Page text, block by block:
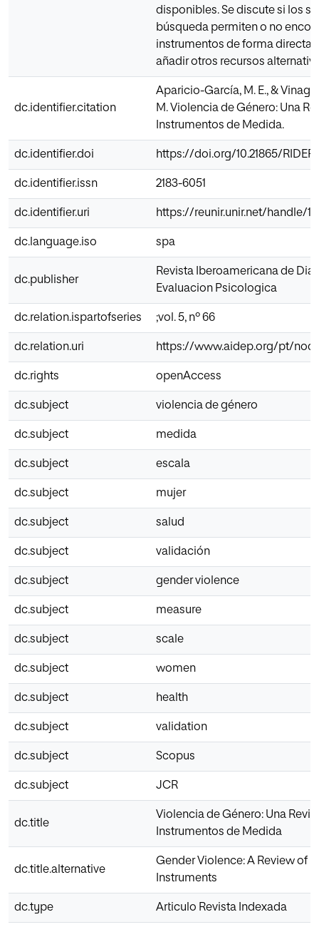
disponibles. Se discute si los
búsqueda permiten o no
instrumentos de forma directa
añadir otros recursos
dc.identifier.citation
Aparicio-García, M. E., &
M. Violencia de Género: Una
Instrumentos de Medida.
dc.identifier.doi https://doi.org/10.21865/
dc.identifier.issn 2183-6051
dc.identifier.uri https://reunir.unir.net/handle/
dc.language.iso spa
dc.publisher
Revista Iberoamericana de
Evaluacion Psicologica
dc.relation.ispartofseries ;vol. 5, nº 66
dc.relation.uri https://www.aidep.org/pt/
dc.rights openAccess
dc.subject violencia de género
dc.subject medida
dc.subject escala
dc.subject mujer
dc.subject salud
dc.subject validación
dc.subject gender violence
dc.subject measure
dc.subject scale
dc.subject women
dc.subject health
dc.subject validation
dc.subject Scopus
dc.subject JCR
dc.title
Violencia de Género: Una
Instrumentos de Medida
dc.title.alternative
Gender Violence: A Review of
Instruments
dc.type Articulo Revista Indexada